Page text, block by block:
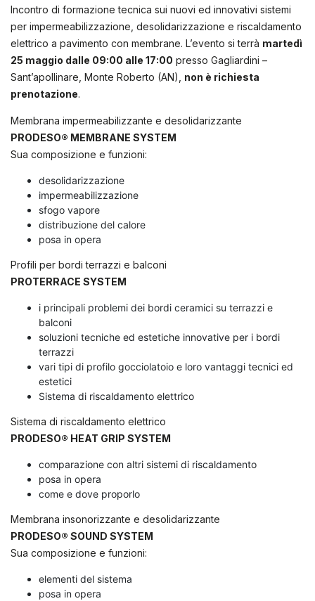
Incontro di formazione tecnica sui nuovi ed innovativi sistemi
per impermeabilizzazione, desolidarizzazione e riscaldamento
elettrico a pavimento con membrane. L’evento si terrà martedì
25 maggio dalle 09:00 alle 17:00 presso Gagliardini –
Sant’apollinare, Monte Roberto (AN), non è richiesta
prenotazione.
Membrana impermeabilizzante e desolidarizzante
PRODESO® MEMBRANE SYSTEM
Sua composizione e funzioni:
desolidarizzazione
impermeabilizzazione
sfogo vapore
distribuzione del calore
posa in opera
Profili per bordi terrazzi e balconi
PROTERRACE SYSTEM
i principali problemi dei bordi ceramici su terrazzi e
balconi
soluzioni tecniche ed estetiche innovative per i bordi
terrazzi
vari tipi di profilo gocciolatoio e loro vantaggi tecnici ed
estetici
Sistema di riscaldamento elettrico
Sistema di riscaldamento elettrico
PRODESO® HEAT GRIP SYSTEM
comparazione con altri sistemi di riscaldamento
posa in opera
come e dove proporlo
Membrana insonorizzante e desolidarizzante
PRODESO® SOUND SYSTEM
Sua composizione e funzioni:
elementi del sistema
posa in opera